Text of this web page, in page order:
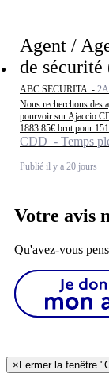
Agent /
de sécurité
ABC SECURITA -
Nous recherchons des
pourvoir sur Ajaccio
1883.85€ brut pour
CDD - Temps
Publié il y a 20 jours
Votre avis
Qu'avez-vous
× Fermer la fenêtre